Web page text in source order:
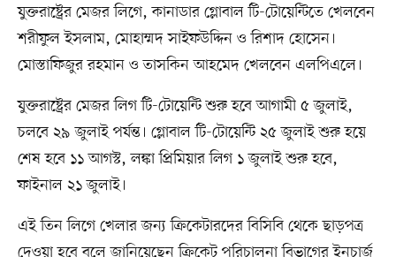
যুক্তরাষ্ট্রের মেজর লিগে, কানাডার গ্লোবাল টি-টোয়েন্টিতে খেলবেন
শরীফুল ইসলাম, মোহাম্মদ সাইফউদ্দিন ও রিশাদ হোসেন।
মোস্তাফিজুর রহমান ও তাসকিন আহমেদ খেলবেন এলপিএলে।
যুক্তরাষ্ট্রের মেজর লিগ টি-টোয়েন্টি শুরু হবে আগামী ৫ জুলাই,
চলবে ২৯ জুলাই পর্যন্ত। গ্লোবাল টি-টোয়েন্টি ২৫ জুলাই শুরু হয়ে
শেষ হবে ১১ আগস্ট, লঙ্কা প্রিমিয়ার লিগ ১ জুলাই শুরু হবে,
ফাইনাল ২১ জুলাই।
এই তিন লিগে খেলার জন্য ক্রিকেটারদের বিসিবি থেকে ছাড়পত্র
দেওয়া হবে বলে জানিয়েছেন ক্রিকেট পরিচালনা বিভাগের ইনচার্জ